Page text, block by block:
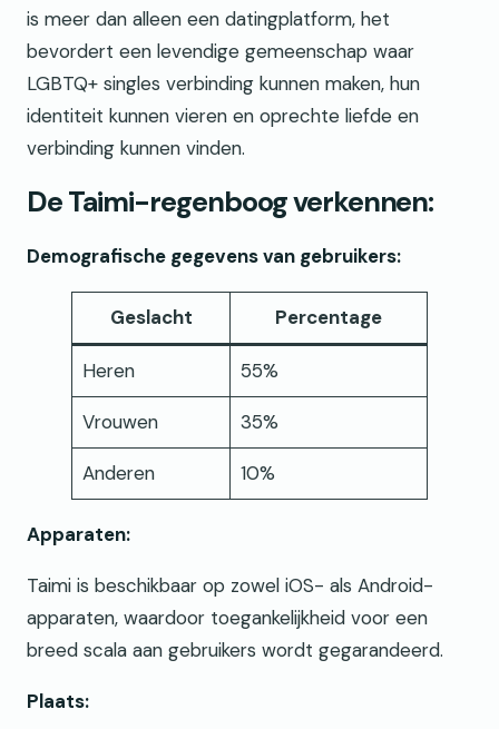
is meer dan alleen een datingplatform, het
bevordert een levendige gemeenschap waar
LGBTQ+ singles verbinding kunnen maken, hun
identiteit kunnen vieren en oprechte liefde en
verbinding kunnen vinden.
De Taimi-regenboog verkennen:
Demografische gegevens van gebruikers:
Geslacht Percentage
Heren 55%
Vrouwen 35%
Anderen 10%
Apparaten:
Taimi is beschikbaar op zowel iOS- als Android-
apparaten, waardoor toegankelijkheid voor een
breed scala aan gebruikers wordt gegarandeerd.
Plaats: